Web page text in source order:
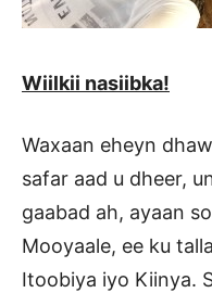
Wiilkii nasiibka!
Waxaan eheyn
safar aad u dheer,
gaabad ah, ayaan
Mooyaale, ee ku
Itoobiya iyo Kiinya.